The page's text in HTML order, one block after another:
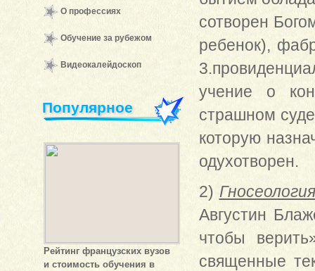
О профессиях
Обучение за рубежом
Видеокалейдоскоп
Популярное
Рейтинг французских вузов
и стоимость обучения в
сотворен
ребенок),
учение о
страшном
которую
одухотворен.
2) Гносеология
Августин
чтобы
священные